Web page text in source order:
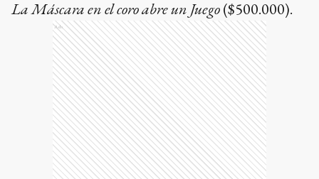
La Máscara en el coro abre un Juego($500.000).
Ads